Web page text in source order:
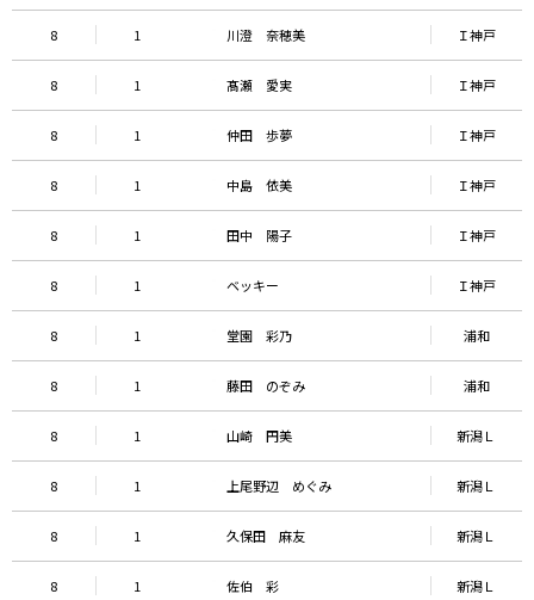
8 1 川澄 奈穂美 Ｉ神戸
8 1 髙瀬 愛実 Ｉ神戸
8 1 仲田 歩夢 Ｉ神戸
8 1 中島 依美 Ｉ神戸
8 1 田中 陽子 Ｉ神戸
8 1 ベッキー Ｉ神戸
8 1 堂園 彩乃 浦和
8 1 藤田 のぞみ 浦和
8 1 山崎 円美 新潟Ｌ
8 1 上尾野辺 めぐみ 新潟Ｌ
8 1 久保田 麻友 新潟Ｌ
8 1 佐伯 彩 新潟Ｌ